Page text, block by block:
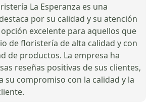
La Esperanza es una
por su calidad y su atención
excelente para aquellos que
de floristería de alta calidad y con
de productos. La empresa ha
reseñas positivas de sus clientes,
su compromiso con la calidad y la